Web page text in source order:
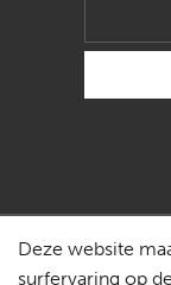
Deze website
surfervaring op